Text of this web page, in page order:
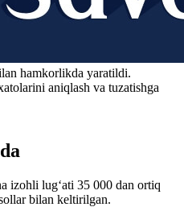
hamkorlikda yaratildi.
aniqlash va tuzatishga
izohli lug‘ati 35 000 dan ortiq
bilan keltirilgan.